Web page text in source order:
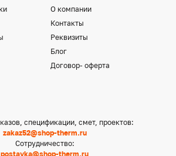
О компании
Контакты
Реквизиты
Блог
Договор- оферта
спецификации, смет, проектов:
zakaz52@shop-therm.ru
Сотрудничество:
postavka@shop-therm.ru